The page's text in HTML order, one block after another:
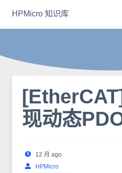
content
HPMicro 知识库
现动态
12 月 ago
HPMicro